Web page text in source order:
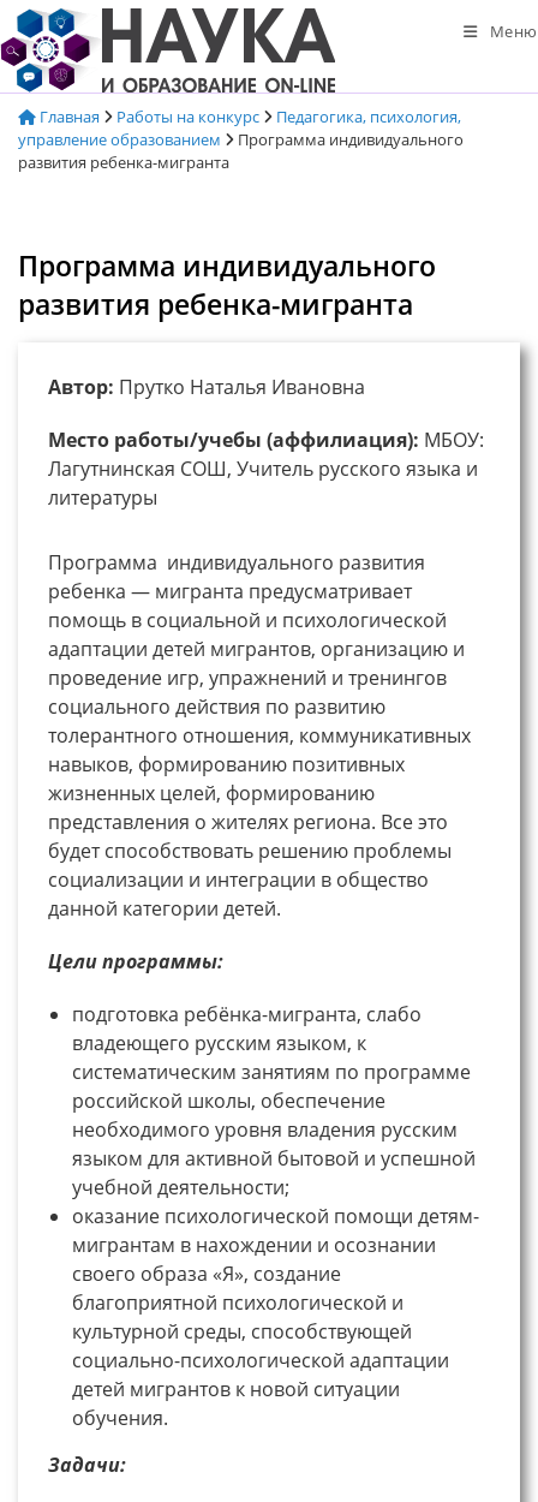
Перейти
к
содержимому
Меню
Главная Работы на конкурс
Педагогика, психология,
управление образованием
Программа индивидуального
развития ребенка-мигранта
Программа индивидуального
развития ребенка-мигранта
Автор: Прутко Наталья Ивановна
Место работы/учебы (аффилиация): МБОУ:
Лагутнинская СОШ, Учитель русского языка и
литературы
Программа индивидуального развития
ребенка — мигранта предусматривает
помощь в социальной и психологической
адаптации детей мигрантов, организацию и
проведение игр, упражнений и тренингов
социального действия по развитию
толерантного отношения, коммуникативных
навыков, формированию позитивных
жизненных целей, формированию
представления о жителях региона. Все это
будет способствовать решению проблемы
социализации и интеграции в общество
данной категории детей.
Цели программы:
подготовка ребёнка-мигранта, слабо
владеющего русским языком, к
систематическим занятиям по программе
российской школы, обеспечение
необходимого уровня владения русским
языком для активной бытовой и успешной
учебной деятельности;
оказание психологической помощи детям-
мигрантам в нахождении и осознании
своего образа «Я», создание
благоприятной психологической и
культурной среды, способствующей
социально-психологической адаптации
детей мигрантов к новой ситуации
обучения.
Задачи: